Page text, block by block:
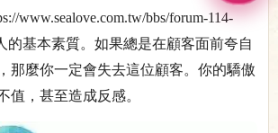
www.sealove.com.tw/bbs/forum-114-
的基本素質。如果總是在顧客面前夸自
那麼你一定會失去這位顧客。你的驕傲
值，甚至造成反感。